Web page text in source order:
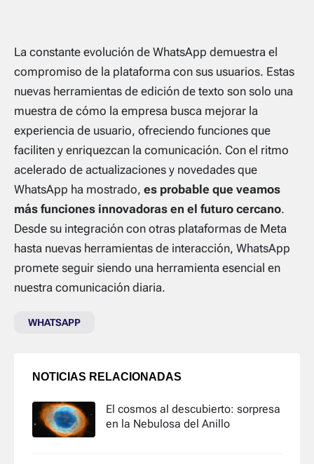
La constante evolución de WhatsApp demuestra el
compromiso de la plataforma con sus usuarios. Estas
nuevas herramientas de edición de texto son solo una
muestra de cómo la empresa busca mejorar la
experiencia de usuario, ofreciendo funciones que
faciliten y enriquezcan la comunicación. Con el ritmo
acelerado de actualizaciones y novedades que
WhatsApp ha mostrado, es probable que veamos
más funciones innovadoras en el futuro cercano.
Desde su integración con otras plataformas de Meta
hasta nuevas herramientas de interacción, WhatsApp
promete seguir siendo una herramienta esencial en
nuestra comunicación diaria.
WHATSAPP
NOTICIAS RELACIONADAS
El cosmos al descubierto: sorpresa
en la Nebulosa del Anillo